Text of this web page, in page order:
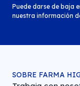
Puede darse de baja
nuestra información
SOBRE FARMA